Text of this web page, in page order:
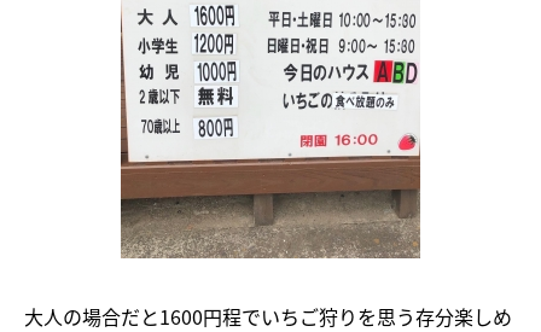
大人の場合だと1600円程でいちご狩りを思う存分楽しめ